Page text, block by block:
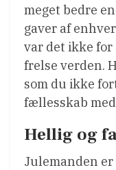
meget bedre
gaver af
var det ikke for
frelse verden.
som du ikke
fællesskab
Hellig og
Julemanden